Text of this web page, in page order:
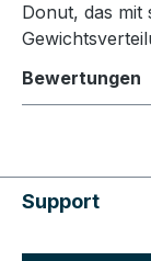
Donut, das mit
Bewertungen
Support